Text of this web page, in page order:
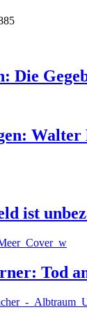
Die
Walter
ist
Tod